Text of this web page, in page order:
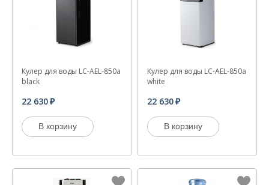
Кулер для воды LC-AEL-850a
black
22 630
В корзину
Кулер для воды LC-AEL-850а
white
22 630
В корзину